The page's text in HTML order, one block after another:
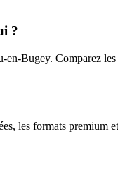
?
en-Bugey. Comparez
les formats